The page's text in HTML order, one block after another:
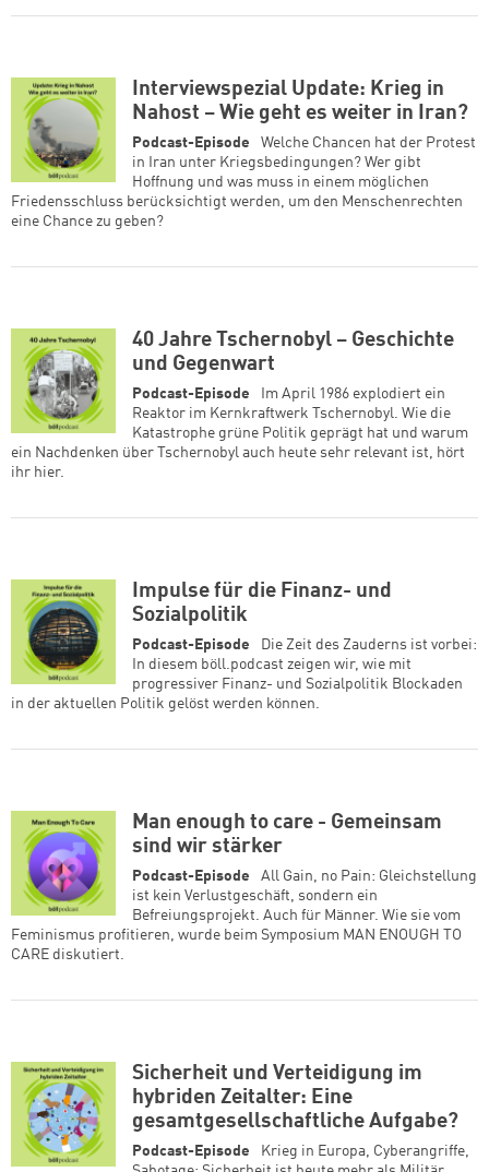
Interviewspezial Update: Krieg in
Nahost – Wie geht es weiter in Iran?
Podcast-Episode
Welche Chancen hat der Protest
in Iran unter Kriegsbedingungen? Wer gibt
Hoffnung und was muss in einem möglichen
Friedensschluss berücksichtigt werden, um den Menschenrechten
eine Chance zu geben?
40 Jahre Tschernobyl – Geschichte
und Gegenwart
Podcast-Episode
Im April 1986 explodiert ein
Reaktor im Kernkraftwerk Tschernobyl. Wie die
Katastrophe grüne Politik geprägt hat und warum
ein Nachdenken über Tschernobyl auch heute sehr relevant ist, hört
ihr hier.
Impulse für die Finanz- und
Sozialpolitik
Podcast-Episode
Die Zeit des Zauderns ist vorbei:
In diesem böll.podcast zeigen wir, wie mit
progressiver Finanz- und Sozialpolitik Blockaden
in der aktuellen Politik gelöst werden können.
Man enough to care - Gemeinsam
sind wir stärker
Podcast-Episode
All Gain, no Pain: Gleichstellung
ist kein Verlustgeschäft, sondern ein
Befreiungsprojekt. Auch für Männer. Wie sie vom
Feminismus profitieren, wurde beim Symposium MAN ENOUGH TO
CARE diskutiert.
Sicherheit und Verteidigung im
hybriden Zeitalter: Eine
gesamtgesellschaftliche Aufgabe?
Podcast-Episode
Krieg in Europa, Cyberangriffe,